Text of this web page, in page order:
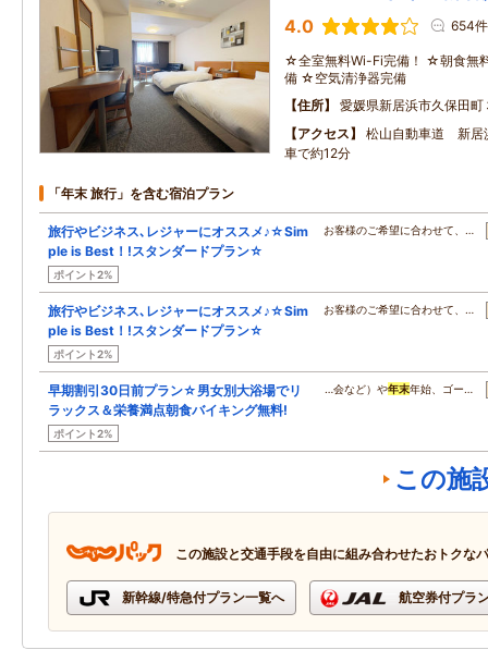
4.0 654件
☆全室無料Wi-Fi完備！ ☆朝食無
備 ☆空気清浄器完備
住所
愛媛県新居浜市久保田町
アクセス
松山自動車道 新
車で約12分
「年末 旅行」を含む宿泊プラン
旅行やビジネス､レジャーにオススメ♪☆Sim
ple is Best！!スタンダードプラン☆
ポイント2%
お客様のご希望に合わせて、…
旅行やビジネス､レジャーにオススメ♪☆Sim
ple is Best！!スタンダードプラン☆
ポイント2%
お客様のご希望に合わせて、…
早期割引30日前プラン☆男女別大浴場でリ
ラックス＆栄養満点朝食バイキング無料!
ポイント2%
…会など）や年末年始、ゴー…
この施
この施設と交通手段を自由に組み合わせたおトクな
新幹線/特急付プラン一覧へ 航空券付プラ